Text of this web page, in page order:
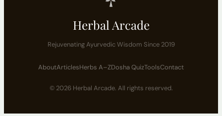
Herbal Arcade
Rejuvenating Ayurvedic Wisdom Since 2019
AboutArticlesHerbs A–ZDosha QuizToolsContact
© 2026 Herbal Arcade. All rights reserved.